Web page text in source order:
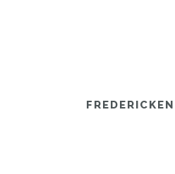
FREDERICKEN